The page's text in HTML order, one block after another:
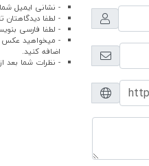
- نشانی ایمیل
- لطفا
- لطفا فارسی
- میخواهید عکس
اضافه کنید.
- نظرات شما بعد